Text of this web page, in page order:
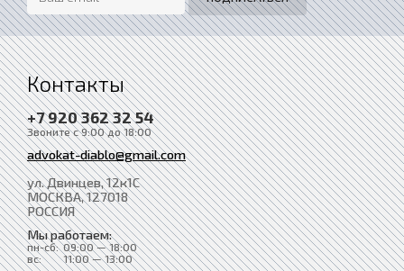
Контакты
+7 920 362 32 54
Звоните с 9:00 до 18:00
advokat-diablo@gmail.com
ул. Двинцев, 12к1С
МОСКВА, 127018
РОССИЯ
Мы работаем:
пн-сб: 09:00 — 18:00
вс:
11:00 — 13:00